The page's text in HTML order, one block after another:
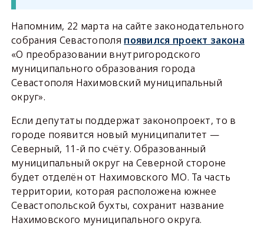
Напомним, 22 марта на сайте законодательного
собрания Севастополя появился проект закона
«О преобразовании внутригородского
муниципального образования города
Севастополя Нахимовский муниципальный
округ».
Если депутаты поддержат законопроект, то в
городе появится новый муниципалитет —
Северный, 11-й по счёту. Образованный
муниципальный округ на Северной стороне
будет отделён от Нахимовского МО. Та часть
территории, которая расположена южнее
Севастопольской бухты, сохранит название
Нахимовского муниципального округа.